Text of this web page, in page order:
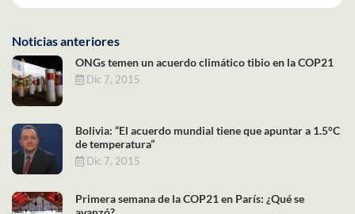
Noticias anteriores
ONGs temen un acuerdo climático tibio en la COP21
Dic 7, 2015
Bolivia: “El acuerdo mundial tiene que apuntar a 1.5°C
de temperatura”
Dic 7, 2015
Primera semana de la COP21 en París: ¿Qué se